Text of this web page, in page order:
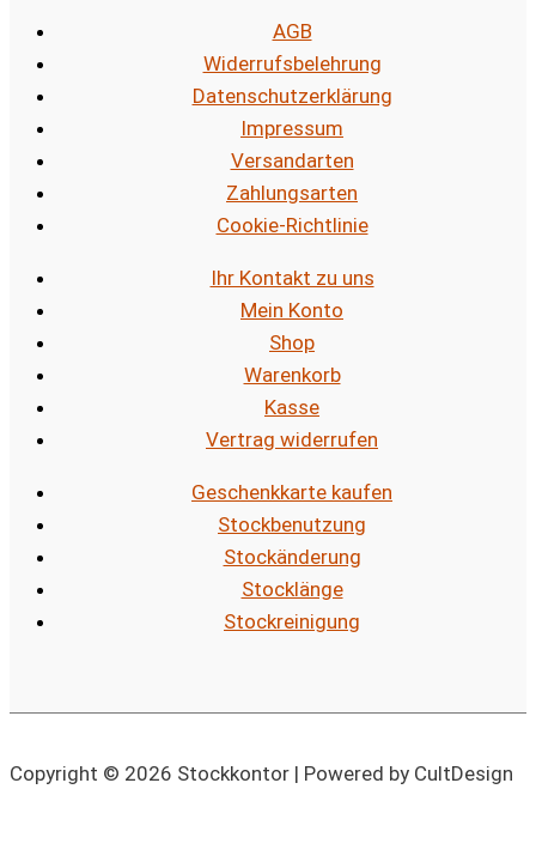
AGB
Widerrufsbelehrung
Datenschutzerklärung
Impressum
Versandarten
Zahlungsarten
Cookie-Richtlinie
Ihr Kontakt zu uns
Mein Konto
Shop
Warenkorb
Kasse
Vertrag widerrufen
Geschenkkarte kaufen
Stockbenutzung
Stockänderung
Stocklänge
Stockreinigung
Copyright © 2026 Stockkontor | Powered by CultDesign